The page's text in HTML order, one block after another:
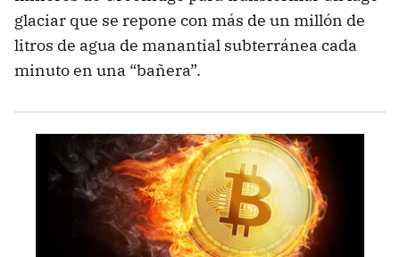
glaciar que se repone con más de un millón de
litros de agua de manantial subterránea cada
minuto en una “bañera”.